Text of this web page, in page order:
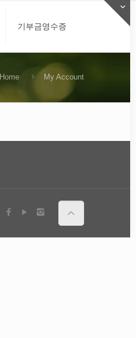
기부금영수증
Home My Account